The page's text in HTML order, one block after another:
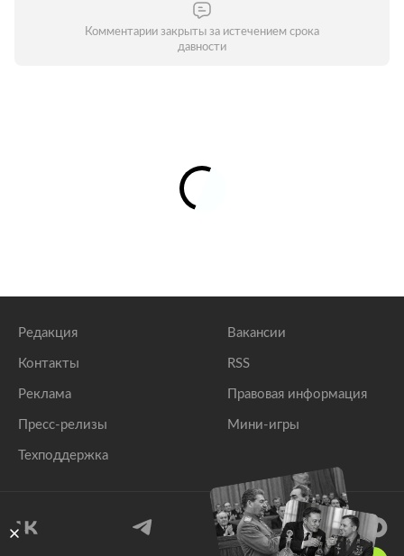
Комментарии закрыты за истечением срока
давности
Редакция
Контакты
Реклама
Пресс-релизы
Техподдержка
Вакансии
RSS
Правовая информация
Мини-игры